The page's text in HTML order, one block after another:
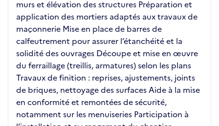
murs et élévation des structures Préparation et
application des mortiers adaptés aux travaux de
maçonnerie Mise en place de barres de
calfeutrement pour assurer l’étanchéité et la
solidité des ouvrages Découpe et mise en œuvre
du ferraillage (treillis, armatures) selon les plans
Travaux de finition : reprises, ajustements, joints
de briques, nettoyage des surfaces Aide à la mise
en conformité et remontées de sécurité,
notamment sur les menuiseries Participation à